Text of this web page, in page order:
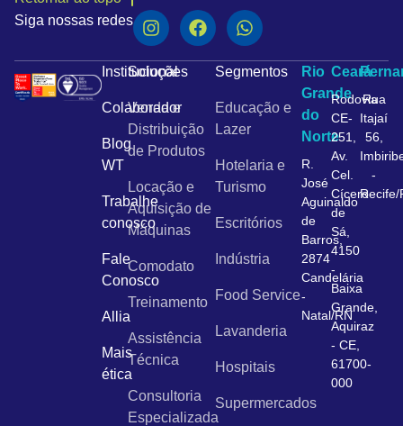
Siga nossas redes
Institucional
Colaborador
Blog
WT
Trabalhe
conosco
Fale
Conosco
Allia
Mais
ética
Soluções
Venda e
Distribuição
de Produtos
Locação e
Aquisição de
Máquinas
Comodato
Treinamento
Assistência
Técnica
Consultoria
Especializada
Segmentos
Educação e
Lazer
Hotelaria e
Turismo
Escritórios
Indústria
Food Service
Lavanderia
Hospitais
Supermercados
Rio
Grande
do
Norte
R.
José
Aguinaldo
de
Barros,
2874
Candelária
-
Natal/RN
Ceará
Rodovia
CE-
251,
Av.
Cel.
Cícero
de
Sá,
4150
-
Baixa
Grande,
Aquiraz
- CE,
61700-
000
Rua
Itajaí
56,
-
Recife/